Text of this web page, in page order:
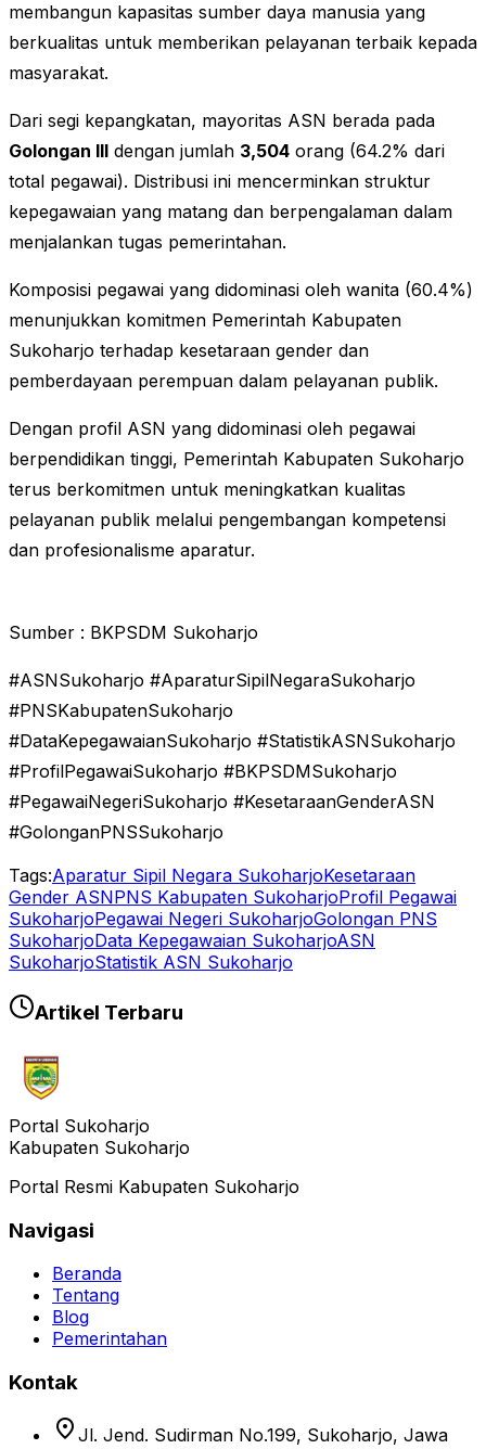
membangun kapasitas sumber daya manusia yang
berkualitas untuk memberikan pelayanan terbaik kepada
masyarakat.
Dari segi kepangkatan, mayoritas ASN berada pada
Golongan III dengan jumlah 3,504 orang (64.2% dari
total pegawai). Distribusi ini mencerminkan struktur
kepegawaian yang matang dan berpengalaman dalam
menjalankan tugas pemerintahan.
Komposisi pegawai yang didominasi oleh wanita (60.4%)
menunjukkan komitmen Pemerintah Kabupaten
Sukoharjo terhadap kesetaraan gender dan
pemberdayaan perempuan dalam pelayanan publik.
Dengan profil ASN yang didominasi oleh pegawai
berpendidikan tinggi, Pemerintah Kabupaten Sukoharjo
terus berkomitmen untuk meningkatkan kualitas
pelayanan publik melalui pengembangan kompetensi
dan profesionalisme aparatur.
Sumber : BKPSDM Sukoharjo
#ASNSukoharjo #AparaturSipilNegaraSukoharjo
#PNSKabupatenSukoharjo
#DataKepegawaianSukoharjo #StatistikASNSukoharjo
#ProfilPegawaiSukoharjo #BKPSDMSukoharjo
#PegawaiNegeriSukoharjo #KesetaraanGenderASN
#GolonganPNSSukoharjo
Tags:Aparatur Sipil Negara SukoharjoKesetaraan
Gender ASNPNS Kabupaten SukoharjoProfil Pegawai
SukoharjoPegawai Negeri SukoharjoGolongan PNS
SukoharjoData Kepegawaian SukoharjoASN
SukoharjoStatistik ASN Sukoharjo
Artikel Terbaru
Portal Sukoharjo
Kabupaten Sukoharjo
Portal Resmi Kabupaten Sukoharjo
Navigasi
Beranda
Tentang
Blog
Pemerintahan
Kontak
location_on Jl. Jend. Sudirman No.199, Sukoharjo, Jawa